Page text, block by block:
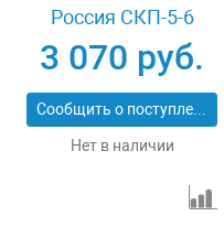
Россия СКП-5-6
3 070 руб.
Сообщить о поступлении
Нет в наличии